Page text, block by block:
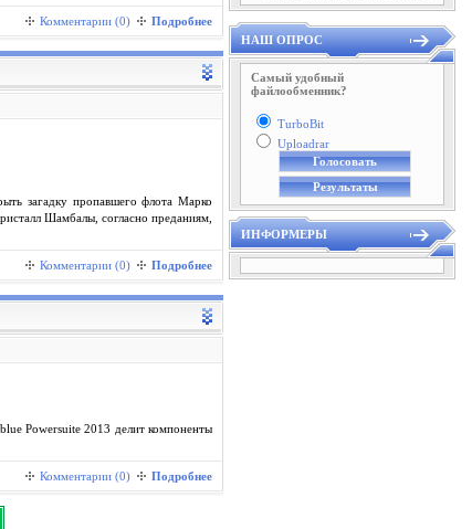
Комментарии (0) Подробнее
загадку пропавшего флота Марко
Шамбалы, согласно преданиям,
Комментарии (0) Подробнее
Powersuite 2013 делит компоненты
Комментарии (0) Подробнее
НАШ ОПРОС
Самый удобный
файлообменник?
TurboBit
Uploadrar
ИНФОРМЕРЫ